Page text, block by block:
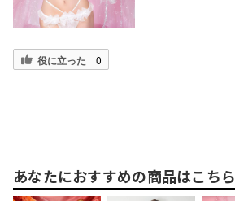
役に立った 0
あなたにおすすめの商品はこちら